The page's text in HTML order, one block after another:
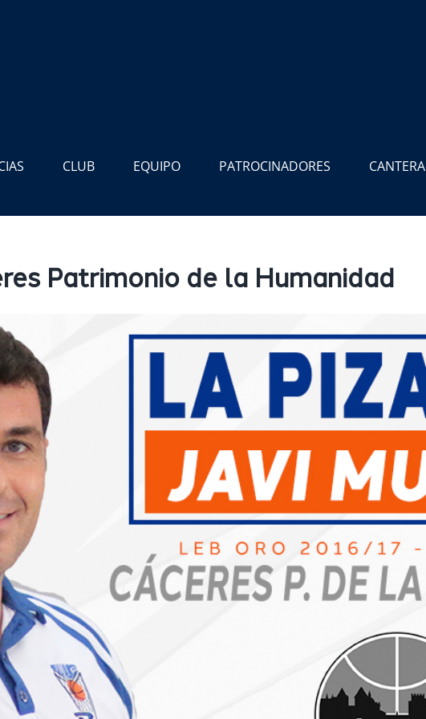
CLUB EQUIPO PATROCINADORES CANTERA
Patrimonio de la Humanidad